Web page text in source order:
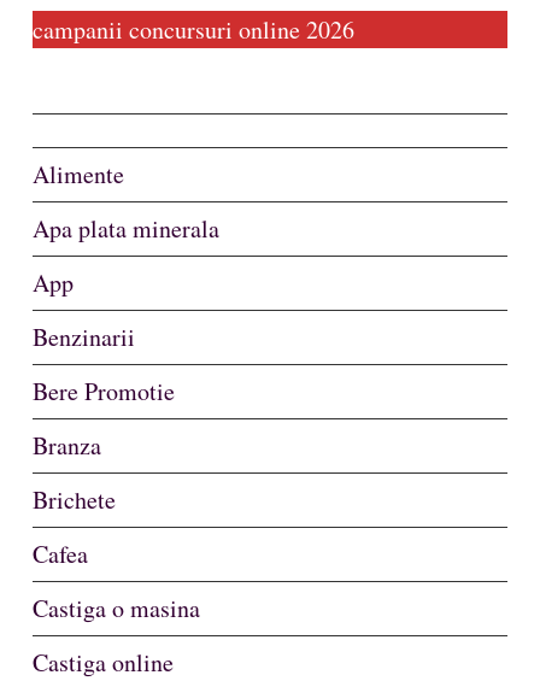
campanii concursuri online 2026
Alimente
Apa plata minerala
App
Benzinarii
Bere Promotie
Branza
Brichete
Cafea
Castiga o masina
Castiga online